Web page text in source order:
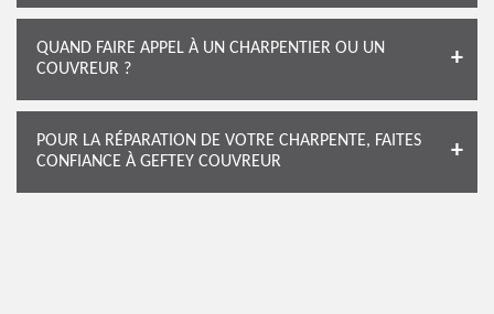
QUAND FAIRE APPEL À UN CHARPENTIER OU UN
COUVREUR ?
POUR LA RÉPARATION DE VOTRE CHARPENTE, FAITES
CONFIANCE À GEFTEY COUVREUR